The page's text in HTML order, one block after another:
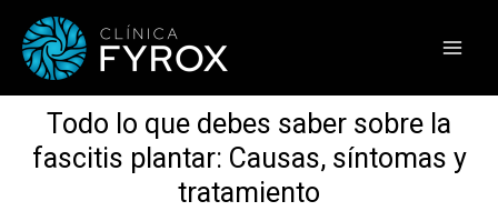
contenido
Todo lo que debes saber sobre la
fascitis plantar: Causas, síntomas y
tratamiento